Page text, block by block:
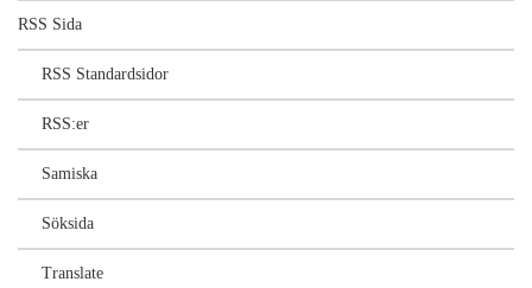
RSS Sida
RSS Standardsidor
RSS:er
Samiska
Söksida
Translate